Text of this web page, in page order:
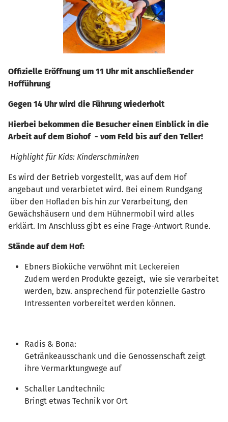
Offizielle Eröffnung um 11 Uhr mit anschließender
Hofführung
Gegen 14 Uhr wird die Führung wiederholt
Hierbei bekommen die Besucher einen Einblick in die
Arbeit auf dem Biohof - vom Feld bis auf den Teller!
Highlight für Kids: Kinderschminken
Es wird der Betrieb vorgestellt, was auf dem Hof
angebaut und verarbietet wird. Bei einem Rundgang
über den Hofladen bis hin zur Verarbeitung, den
Gewächshäusern und dem Hühnermobil wird alles
erklärt. Im Anschluss gibt es eine Frage-Antwort Runde.
Stände auf dem Hof:
Ebners Bioküche verwöhnt mit Leckereien
Zudem werden Produkte gezeigt, wie sie verarbeitet
werden, bzw. ansprechend für potenzielle Gastro
Intressenten vorbereitet werden können.
Radis & Bona:
Getränkeausschank und die Genossenschaft zeigt
ihre Vermarktungwege auf
Schaller Landtechnik:
Bringt etwas Technik vor Ort